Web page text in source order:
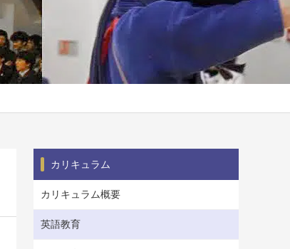
カリキュラム
カリキュラム概要
英語教育